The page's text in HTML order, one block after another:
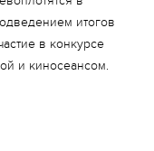
итогов
в конкурсе
и киносеансом.